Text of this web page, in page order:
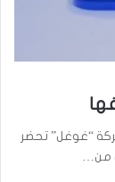
“غوغل” تحضر